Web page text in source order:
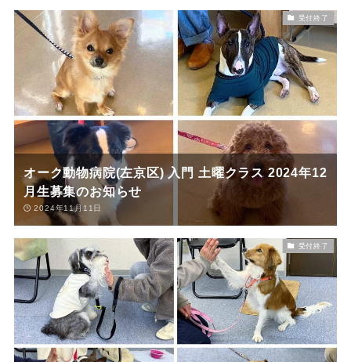
受付終了
オーク動物病院(左京区) 入門 土曜クラス 2024年12
月生募集のお知らせ
2024年11月11日
受付終了